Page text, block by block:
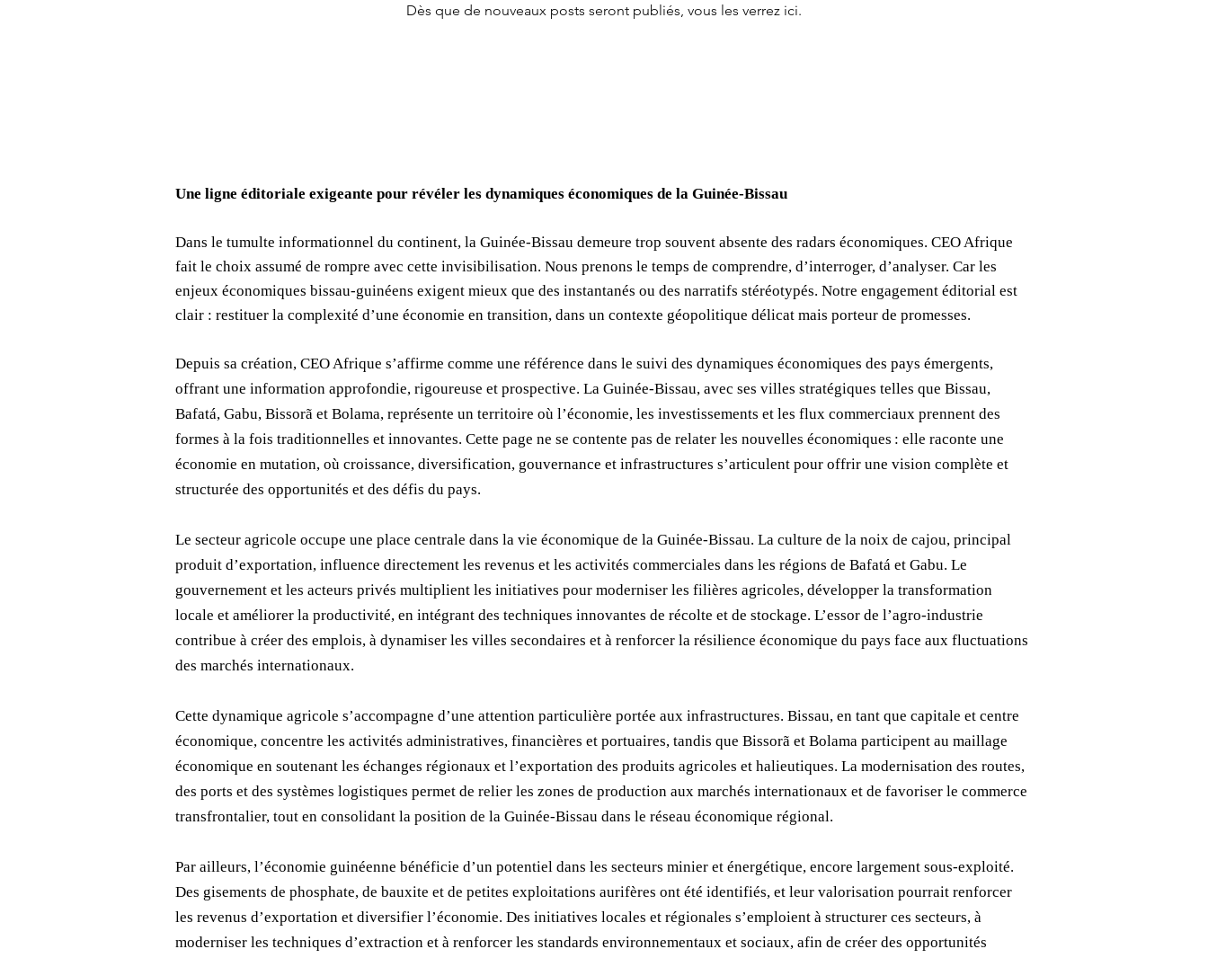
Dès que de nouveaux posts seront publiés, vous les verrez ici.
Une ligne éditoriale exigeante pour révéler les dynamiques économiques de la Guinée-Bissau
Dans le tumulte informationnel du continent, la Guinée-Bissau demeure trop souvent absente des radars économiques. CEO Afrique
fait le choix assumé de rompre avec cette invisibilisation. Nous prenons le temps de comprendre, d’interroger, d’analyser. Car les
enjeux économiques bissau-guinéens exigent mieux que des instantanés ou des narratifs stéréotypés. Notre engagement éditorial est
clair : restituer la complexité d’une économie en transition, dans un contexte géopolitique délicat mais porteur de promesses.
Depuis sa création, CEO Afrique s’affirme comme une référence dans le suivi des dynamiques économiques des pays émergents,
offrant une information approfondie, rigoureuse et prospective. La Guinée-Bissau, avec ses villes stratégiques telles que Bissau,
Bafatá, Gabu, Bissorã et Bolama, représente un territoire où l’économie, les investissements et les flux commerciaux prennent des
formes à la fois traditionnelles et innovantes. Cette page ne se contente pas de relater les nouvelles économiques : elle raconte une
économie en mutation, où croissance, diversification, gouvernance et infrastructures s’articulent pour offrir une vision complète et
structurée des opportunités et des défis du pays.
Le secteur agricole occupe une place centrale dans la vie économique de la Guinée-Bissau. La culture de la noix de cajou, principal
produit d’exportation, influence directement les revenus et les activités commerciales dans les régions de Bafatá et Gabu. Le
gouvernement et les acteurs privés multiplient les initiatives pour moderniser les filières agricoles, développer la transformation
locale et améliorer la productivité, en intégrant des techniques innovantes de récolte et de stockage. L’essor de l’agro-industrie
contribue à créer des emplois, à dynamiser les villes secondaires et à renforcer la résilience économique du pays face aux fluctuations
des marchés internationaux.
Cette dynamique agricole s’accompagne d’une attention particulière portée aux infrastructures. Bissau, en tant que capitale et centre
économique, concentre les activités administratives, financières et portuaires, tandis que Bissorã et Bolama participent au maillage
économique en soutenant les échanges régionaux et l’exportation des produits agricoles et halieutiques. La modernisation des routes,
des ports et des systèmes logistiques permet de relier les zones de production aux marchés internationaux et de favoriser le commerce
transfrontalier, tout en consolidant la position de la Guinée-Bissau dans le réseau économique régional.
Par ailleurs, l’économie guinéenne bénéficie d’un potentiel dans les secteurs minier et énergétique, encore largement sous-exploité.
Des gisements de phosphate, de bauxite et de petites exploitations aurifères ont été identifiés, et leur valorisation pourrait renforcer
les revenus d’exportation et diversifier l’économie. Des initiatives locales et régionales s’emploient à structurer ces secteurs, à
moderniser les techniques d’extraction et à renforcer les standards environnementaux et sociaux, afin de créer des opportunités